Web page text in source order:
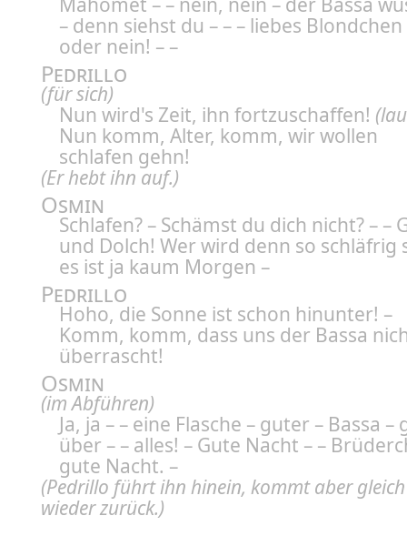
– denn siehst du – – – liebes Blondchen
oder nein! – –
Pedrillo
(für sich)
Nun wird's Zeit, ihn fortzuschaffen!
Nun komm, Alter, komm, wir wollen
schlafen gehn!
(Er hebt ihn auf.)
Osmin
Schlafen? – Schämst du dich nicht? – –
und Dolch! Wer wird denn so schläfrig
es ist ja kaum Morgen –
Pedrillo
Hoho, die Sonne ist schon hinunter! –
Komm, komm, dass uns der Bassa
überrascht!
Osmin
(im Abführen)
Ja, ja – – eine Flasche – guter – Bassa –
über – – alles! – Gute Nacht – –
gute Nacht. –
(Pedrillo führt ihn hinein, kommt aber gleich
wieder zurück.)